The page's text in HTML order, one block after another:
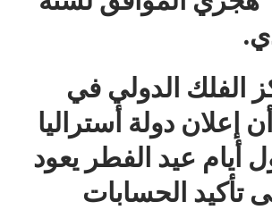
الفلك الدولي في
إعلان دولة أستراليا
عيد الفطر يعود
تأكيد الحسابات